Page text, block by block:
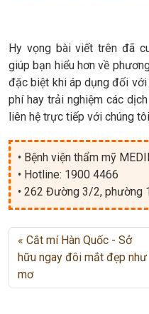
Hy vọng bài viết trên đã
giúp bạn hiểu hơn về
đặc biệt khi áp dụng đối
phí hay trải nghiệm các
liên hệ trực tiếp với chúng
• Bệnh viện thẩm mỹ
• Hotline: 1900 4466
• 262 Đường 3/2, phường
Cắt mí Hàn Quốc - Sở
hữu ngay đôi mắt đẹp như
mơ